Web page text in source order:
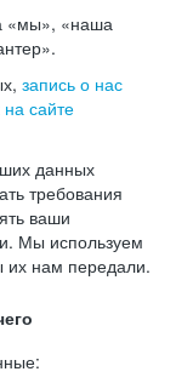
«мы», «наша
запись о нас
сайте
данных
требования
ваши
Мы используем
их нам передали.